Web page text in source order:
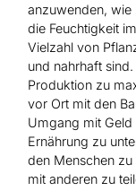
anzuwenden, wie
die Feuchtigkeit
Vielzahl von
und nahrhaft
Produktion zu
vor Ort mit den
Umgang mit Geld
Ernährung zu
den Menschen
mit anderen zu